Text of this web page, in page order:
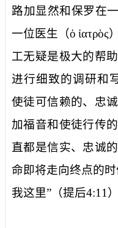
路加显然和保罗在
一位 医生 （ὁ ἰατρὸς
工无疑是极大的帮
进行细致的调研和
使徒可信赖的、忠
加福音和使徒行传
直都是信实、忠诚
命即将走向终点的
我这里”（提后4:11